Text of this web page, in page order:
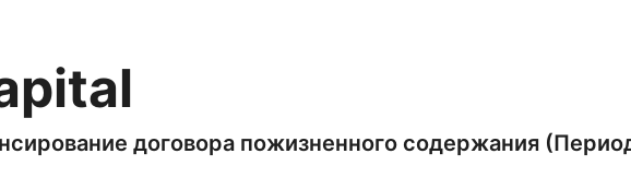
договора пожизненного содержания